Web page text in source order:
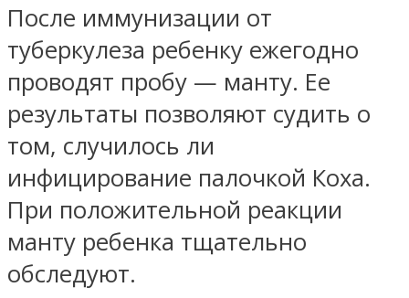
После иммунизации от
туберкулеза ребенку ежегодно
проводят пробу — манту. Ее
результаты позволяют судить о
том, случилось ли
инфицирование палочкой Коха.
При положительной реакции
манту ребенка тщательно
обследуют.